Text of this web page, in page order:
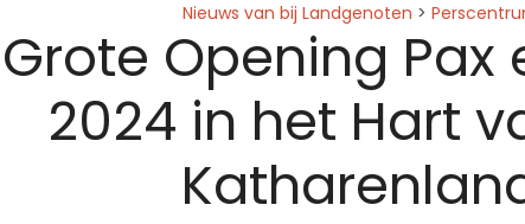
Nieuws van bij Landgenoten >
Grote Opening Pax
2024 in het Hart